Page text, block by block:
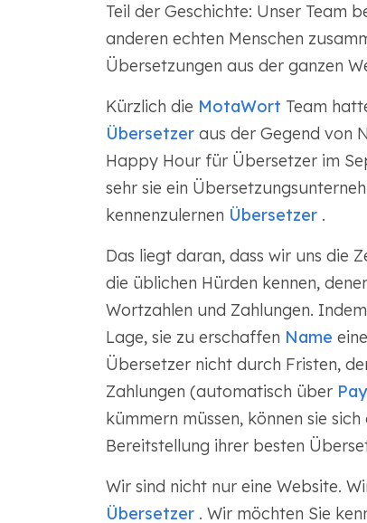
Teil der Geschichte: Unser Team
anderen echten Menschen
Übersetzungen aus der ganzen
Kürzlich die MotaWort Team
Übersetzeraus der Gegend von
Happy Hour für Übersetzer im
sehr sie ein
kennenzulernen Übersetzer.
Das liegt daran, dass wir uns die
die üblichen Hürden kennen,
Wortzahlen und Zahlungen.
Lage, sie zu erschaffen Name
Übersetzer nicht durch Fristen,
Zahlungen (automatisch über
kümmern müssen, können sie
Bereitstellung ihrer besten
Wir sind nicht nur eine Website.
Übersetzer. Wir möchten Sie